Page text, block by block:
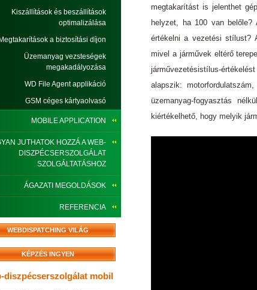
Kiszállítások és beszállítások
optimalizálása
Megtakarítások a biztosítási díjon
Üzemanyag vezsteségek
megakadályozása
WD File Agent applikáció
GSM céges kártyaolvasó
MOBILE APPLICATION
JUTHATOK HOZZÁ A WEB-
DISZPÉCSERSZOLGÁLAT
SZOLGÁLTATÁSHOZ
ÁGAZATI MEGOLDÁSOK
REFERENCIA
WEBDISPATCHING VILÁG
KÉPZÉS INGYEN
diszpécserszolgálat mobil
megtakarítást is jelenthet
helyzet, ha 100 van belőle?
értékelni a vezetési stílust?
mivel a járművek eltérő
járművezetésistílus-
alapszik:
üzemanyag-fogyasztás
kiértékelhető, hogy melyik